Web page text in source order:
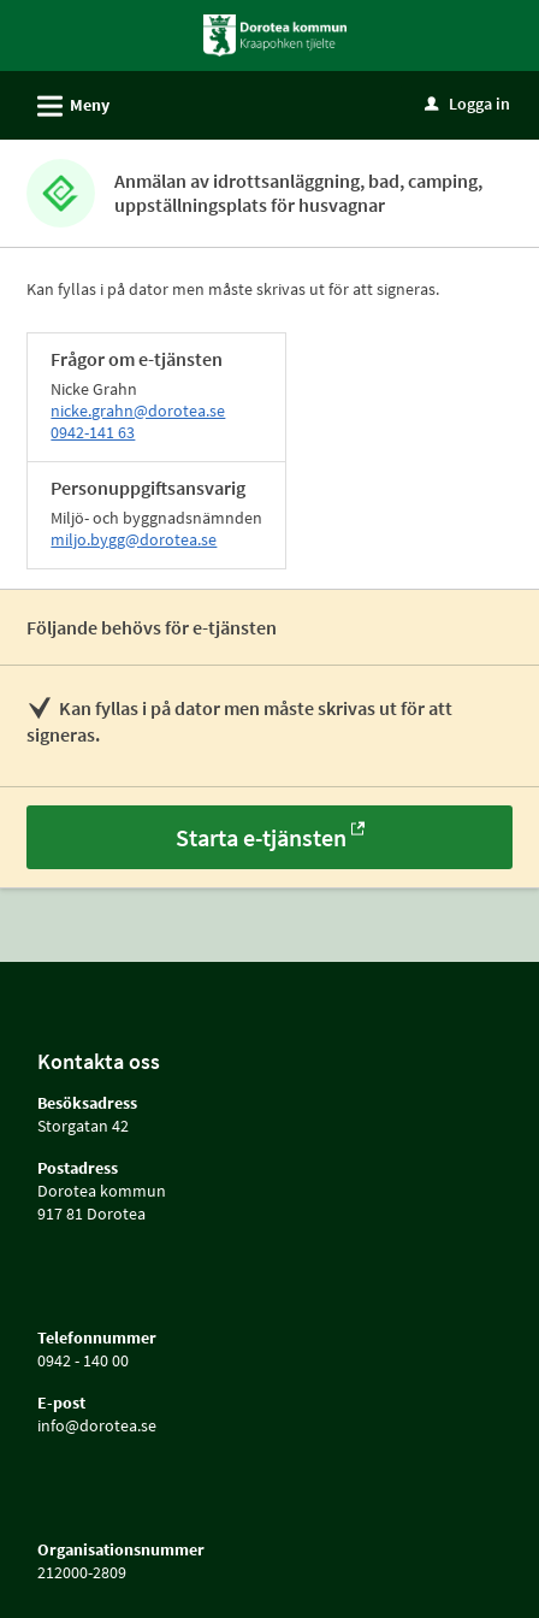
Dorotea
kommun
L Meny u Logga in
Anmälan av idrottsanläggning, bad, camping,
uppställningsplats för husvagnar
Kan fyllas i på dator men måste skrivas ut för att signeras.
Frågor om e-tjänsten
Nicke Grahn
nicke.grahn@dorotea.se
0942-141 63
Personuppgiftsansvarig
Miljö- och byggnadsnämnden
miljo.bygg@dorotea.se
Följande behövs för e-tjänsten
Kan fyllas i på dator men måste skrivas ut för att
signeras.
Starta e-tjänsten
Kontakta oss
Besöksadress
Storgatan 42
Postadress
Dorotea kommun
917 81 Dorotea
Telefonnummer
0942 - 140 00
E-post
info@dorotea.se
Organisationsnummer
212000-2809